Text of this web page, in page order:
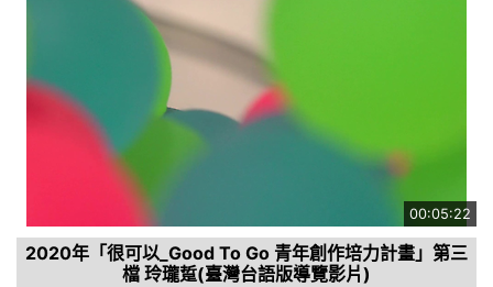
00:05:22
2020年「很可以_Good To Go 青年創作培力計畫」第三
檔 玲瓏踅(臺灣台語版導覽影片)